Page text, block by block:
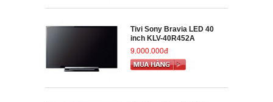
Tivi Sony Bravia LED 40
inch KLV-40R452A
9.000.000đ